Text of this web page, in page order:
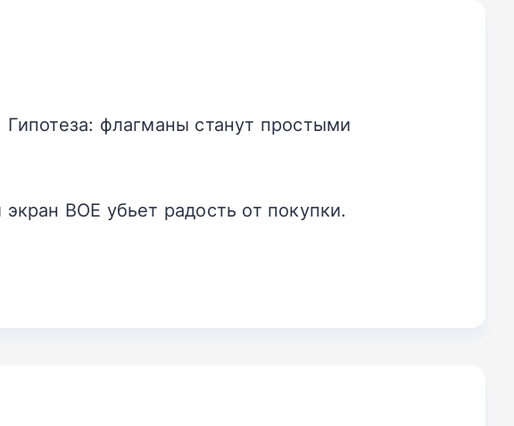
флагманы станут простыми
BOE убьет радость от покупки.